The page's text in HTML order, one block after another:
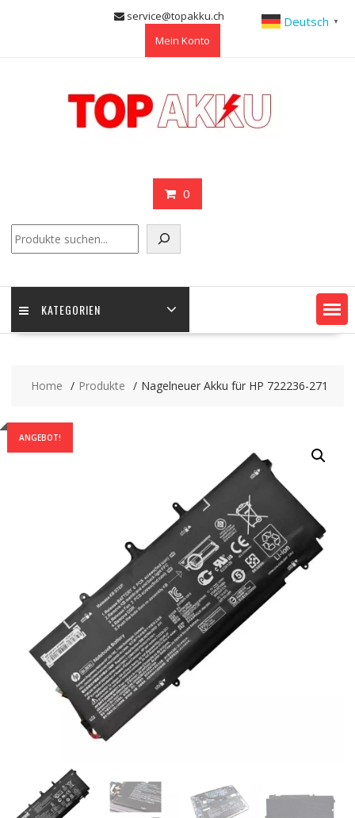
service@topakku.ch
Mein Konto
0
KATEGORIEN
Home Produkte Nagelneuer Akku für HP 722236-271
ANGEBOT!
Deutsch ▼